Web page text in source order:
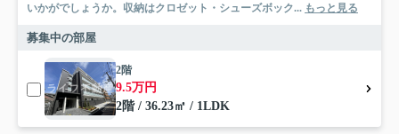
いかがでしょうか。収納はクロゼット・シューズボック... もっと見る
募集中の部屋
2階
9.5万円
2階 / 36.23㎡ / 1LDK